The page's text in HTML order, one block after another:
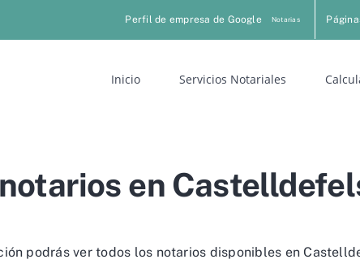
Perfil de empresa de Google Notarias
Inicio Servicios Notariales
en
podrás ver todos los notarios disponibles en